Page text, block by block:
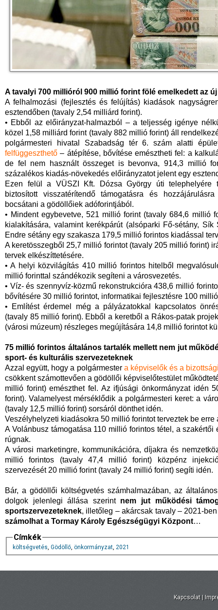
A tavalyi 700 millióról 900 millió forint fölé emelkedett az
A felhalmozási (fejlesztés és felújítás) kiadások
esztendőben (tavaly 2,54 milliárd forint).
• Ebből az előirányzat-halmazból – a teljesség igénye
közel 1,58 milliárd forint (tavaly 882 millió forint) áll
polgármesteri hivatal Szabadság tér 6. szám alatti
felfüggeszthető – átépítése, bővítése emésztheti fel: a
de fel nem használt összeget is bevonva, 914,3 millió
százalékos kiadás-növekedés előirányzatot jelent egy
Ezen felül a VÜSZI Kft. Dózsa György úti telephelyére
biztosított visszatérítendő támogatásra és
bocsátani a gödöllőiek adóforintjából.
• Mindent egybevetve, 521 millió forint (tavaly 684,6 millió
kialakítására, valamint kerékpárút (alsóparki Fő-sétány,
Endre sétány egy szakasza 179,5 millió forintos kiadással
A keretösszegből 25,7 millió forintot (tavaly 205 millió forint)
tervek elkészíttetésére.
• A helyi közvilágítás 410 millió forintos hitelből
millió forinttal szándékozik segíteni a városvezetés.
• Víz- és szennyvíz-közmű rekonstrukcióra 438,6 millió
bővítésére 30 millió forintot, informatikai fejlesztésre 100
• Említést érdemel még a pályázatokkal kapcsolatos
(tavaly 85 millió forint). Ebből a keretből a Rákos-patak
(városi múzeum) részleges megújítására 14,8 millió forintot
75 millió forintos általános tartalék mellett nem jut
sport- és kulturális szervezeteknek
Azzal együtt, hogy a polgármester a képviselők és a
csökkent számottevően a gödöllői képviselőtestület
millió forint) emészthet fel. Az ifjúsági önkormányzat idén
forint). Valamelyest mérséklődik a polgármesteri keret: a
(tavaly 12,5 millió forint) sorsáról dönthet idén.
Veszélyhelyzeti kiadásokra 50 millió forintot terveztek be erre
A Volánbusz támogatása 110 millió forintos tétel, a
rúgnak.
A városi marketingre, kommunikációra, díjakra és
millió forintos (tavaly 47,4 millió forint) közpénz
szervezését 20 millió forint (tavaly 24 millió forint) segíti idén.
Bár, a gödöllői költségvetés számhalmazában, az
dolgok jelenlegi állása szerint nem jut működési
sportszervezeteknek, illetőleg – akárcsak tavaly – 2021-
számolhat a Tormay Károly Egészségügyi Központ…
Címkék
költségvetés, Gödöllő, önkormányzat, 2021
Kapcsolat |